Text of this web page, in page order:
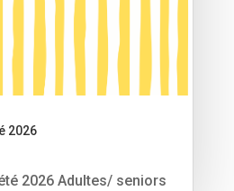
2026
2026 Adultes/ seniors